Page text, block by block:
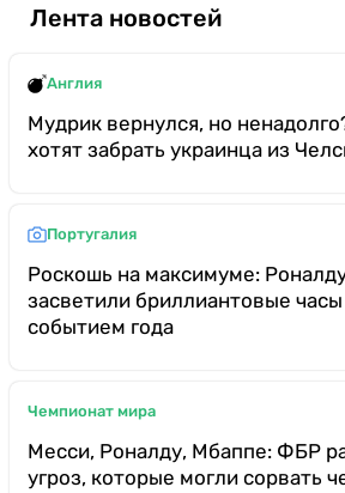
Лента новостей
Англия
Мудрик вернулся, но
хотят забрать украинца из
Португалия
Роскошь на максимуме:
засветили бриллиантовые
событием года
Чемпионат мира
Месси, Роналду, Мбаппе: ФБР
угроз, которые могли сорвать